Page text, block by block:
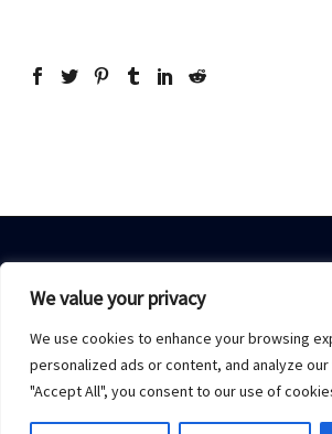
We value your privacy
We use cookies to enhance your browsing
personalized ads or content, and analyze
"Accept All", you consent to our use of
Sobre Nós Acesso
Estamos usando cookies para